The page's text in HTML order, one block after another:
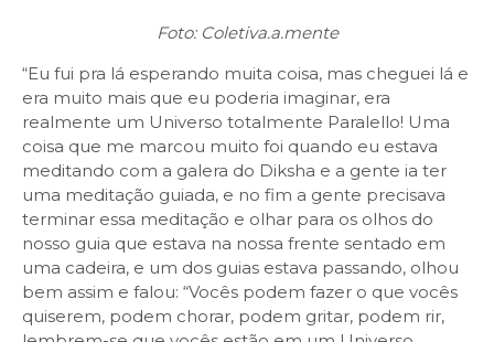
Foto: Coletiva.a.mente
“Eu fui pra lá esperando muita coisa, mas cheguei lá e
era muito mais que eu poderia imaginar, era
realmente um Universo totalmente Paralello! Uma
coisa que me marcou muito foi quando eu estava
meditando com a galera do Diksha e a gente ia ter
uma meditação guiada, e no fim a gente precisava
terminar essa meditação e olhar para os olhos do
nosso guia que estava na nossa frente sentado em
uma cadeira, e um dos guias estava passando, olhou
bem assim e falou: “Vocês podem fazer o que vocês
quiserem, podem chorar, podem gritar, podem rir,